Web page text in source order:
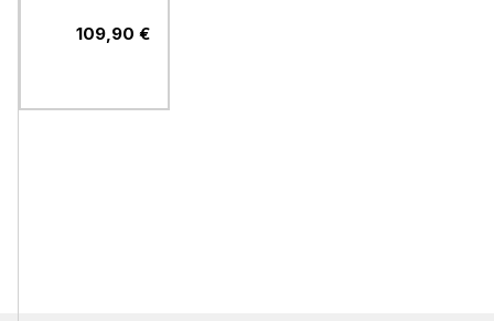
FDRP600,
109,90 €